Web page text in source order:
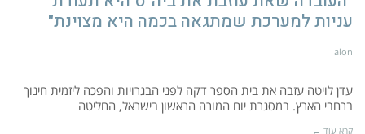
עניות למערכת שמתגאה בכמה היא מצוינת"
alon
עדן לויטה עזבה את בית הספר דקה לפני הבגרויות והפכה ליזמית חינוך
ברחבי הארץ. במסגרת יום המורה הראשון בישראל, החליטה
קרא עוד ←